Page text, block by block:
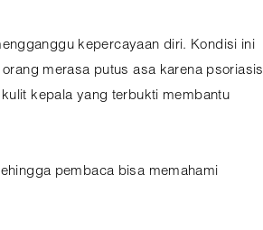
kepercayaan diri. Kondisi ini
merasa putus asa karena psoriasis
kepala yang terbukti membantu
pembaca bisa memahami